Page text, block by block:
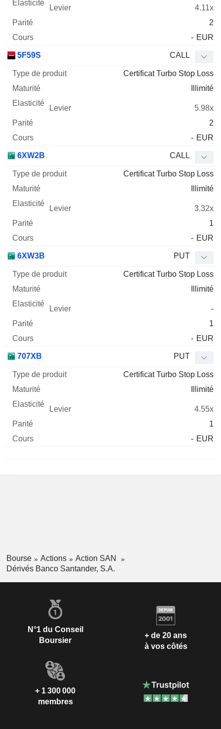
4.11x
2
- EUR
5F59S CALL
Certificat Turbo Stop Loss
Illimité
5.98x
2
- EUR
6XW2B CALL
Certificat Turbo Stop Loss
Illimité
3.32x
1
- EUR
6XW3B PUT
Certificat Turbo Stop Loss
Illimité
-
1
- EUR
707XB PUT
Certificat Turbo Stop Loss
Illimité
4.55x
1
- EUR
Bourse Actions
Action SAN
Dérivés Banco Santander, S.A.
N°1 du Conseil
Boursier
+ de 20 ans
à vos côtés
+ 1 300 000
membres